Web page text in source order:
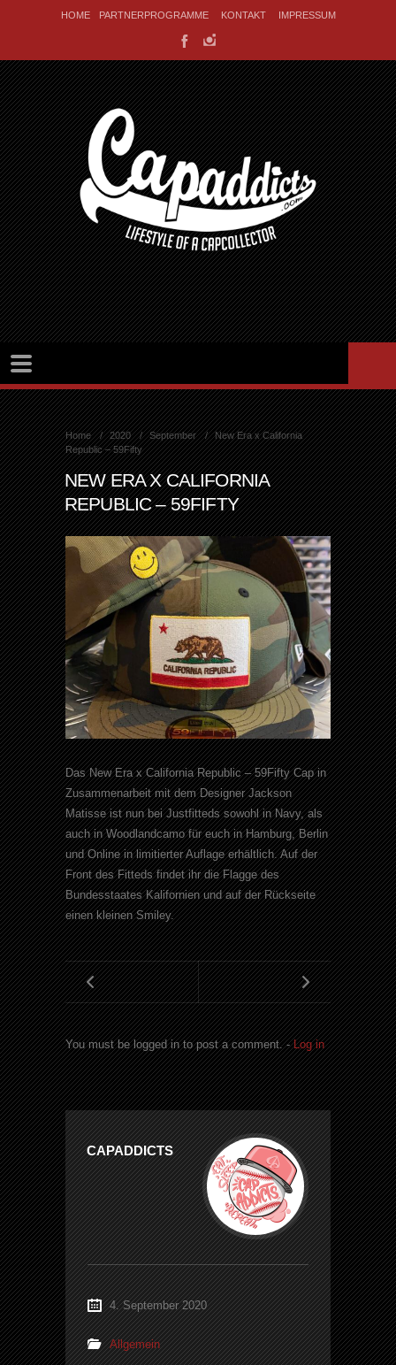
HOME PARTNERPROGRAMME KONTAKT IMPRESSUM
Home 2020 September
New Era x California
Republic – 59Fifty
NEW ERA X CALIFORNIA
REPUBLIC – 59FIFTY
Das New Era x California Republic – 59Fifty Cap in
Zusammenarbeit mit dem Designer Jackson
Matisse ist nun bei Justfitteds sowohl in Navy, als
auch in Woodlandcamo für euch in Hamburg, Berlin
und Online in limitierter Auflage erhältlich. Auf der
Front des Fitteds findet ihr die Flagge des
Bundesstaates Kalifornien und auf der Rückseite
einen kleinen Smiley.
You must be logged in to post a comment. -Log in
CAPADDICTS
4. September 2020
Allgemein